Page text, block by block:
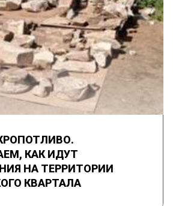
КАК ИДУТ
НА ТЕРРИТОРИИ
КВАРТАЛА